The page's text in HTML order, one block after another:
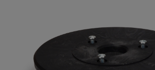
Здравоохранение
Салоны красоты
и спортзалы